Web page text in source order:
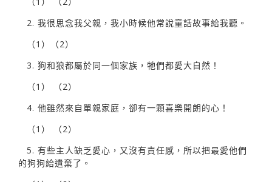
2. 我很思念我父親，我小時候他常說童話故事給我聽。
（1）（2）
3. 狗和狼都屬於同一個家族，牠們都愛大自然！
（1） （2）
4. 他雖然來自單親家庭，卻有一顆喜樂開朗的心！
（1） （2）
5. 有些主人缺乏愛心，又沒有責任感，所以把最愛他們
的狗狗給遺棄了。